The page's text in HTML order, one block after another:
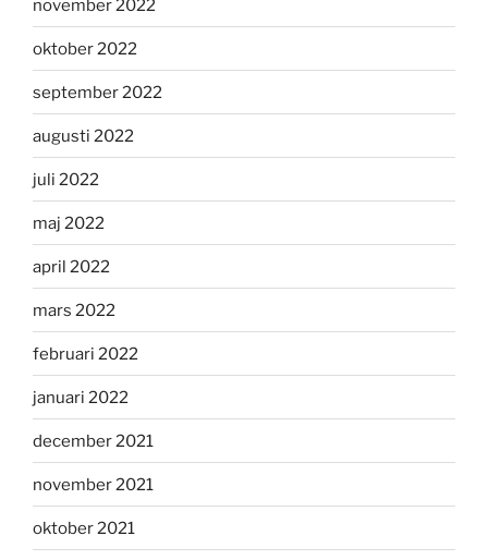
november 2022
oktober 2022
september 2022
augusti 2022
juli 2022
maj 2022
april 2022
mars 2022
februari 2022
januari 2022
december 2021
november 2021
oktober 2021